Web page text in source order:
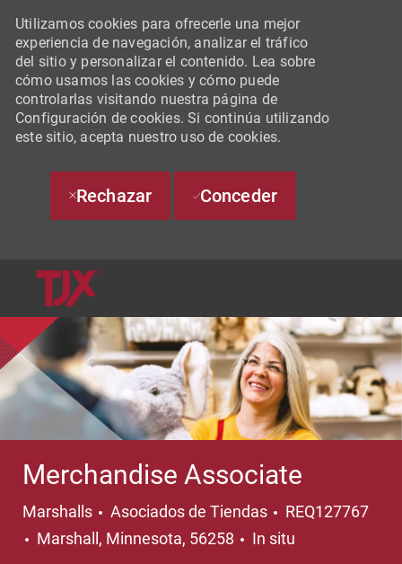
Utilizamos cookies para ofrecerle una mejor
experiencia de navegación, analizar el tráfico
del sitio y personalizar el contenido. Lea sobre
cómo usamos las cookies y cómo puede
controlarlas visitando nuestra página de
Configuración de cookies. Si continúa utilizando
este sitio, acepta nuestro uso de cookies.
Rechazar Conceder
Merchandise Associate
Marshalls Categoría
Asociados de Tiendas
REQ127767
Ubicación
Marshall, Minnesota, 56258 In situ